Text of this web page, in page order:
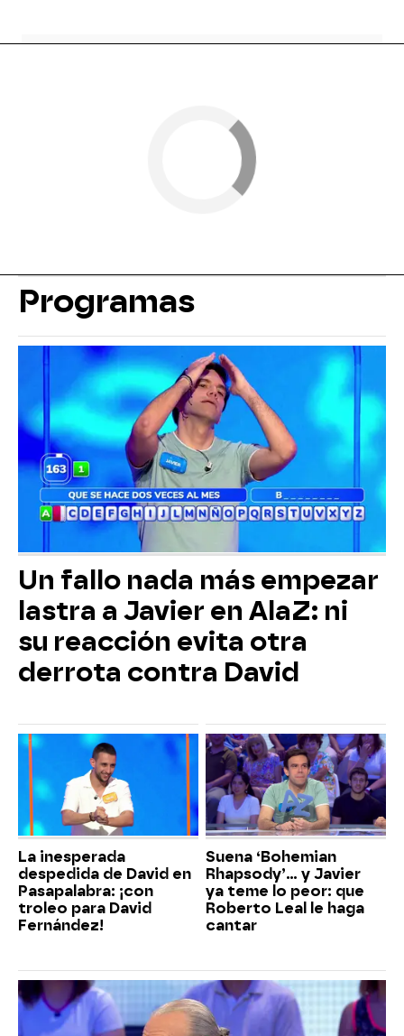
Programas
Un fallo nada más empezar
lastra a Javier en AlaZ: ni
su reacción evita otra
derrota contra David
La inesperada
despedida de David en
Pasapalabra: ¡con
troleo para David
Fernández!
Suena ‘Bohemian
Rhapsody’... y Javier
ya teme lo peor: que
Roberto Leal le haga
cantar